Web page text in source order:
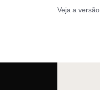
Veja a versão